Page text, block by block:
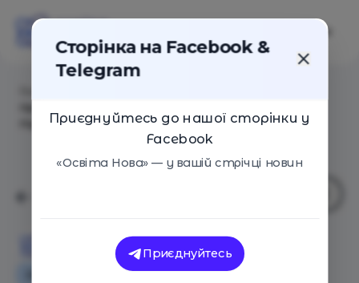
підлітків «Без Пробілів»
Освіта Нова
Освіта в Україні
Сторінка на Facebook &
Telegram
Приєднуйтесь до нашої сторінки у
Facebook
«Освіта Нова» — у вашій стрічці новин
Приєднуйтесь